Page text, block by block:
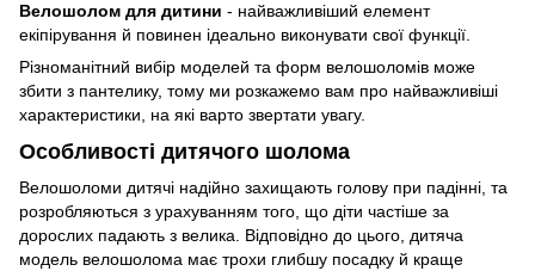
Велошолом для дитини - найважливіший елемент
екіпірування й повинен ідеально виконувати свої функції.
Різноманітний вибір моделей та форм велошоломів може
збити з пантелику, тому ми розкажемо вам про найважливіші
характеристики, на які варто звертати увагу.
Особливості дитячого шолома
Велошоломи дитячі надійно захищають голову при падінні, та
розробляються з урахуванням того, що діти частіше за
дорослих падають з велика. Відповідно до цього, дитяча
модель велошолома має трохи глибшу посадку й краще